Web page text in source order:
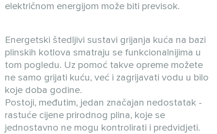
električnom energijom može biti previsok.
Energetski štedljivi sustavi grijanja kuća na bazi
plinskih kotlova smatraju se funkcionalnijima u
tom pogledu. Uz pomoć takve opreme možete
ne samo grijati kuću, već i zagrijavati vodu u bilo
koje doba godine.
Postoji, međutim, jedan značajan nedostatak -
rastuće cijene prirodnog plina, koje se
jednostavno ne mogu kontrolirati i predvidjeti.